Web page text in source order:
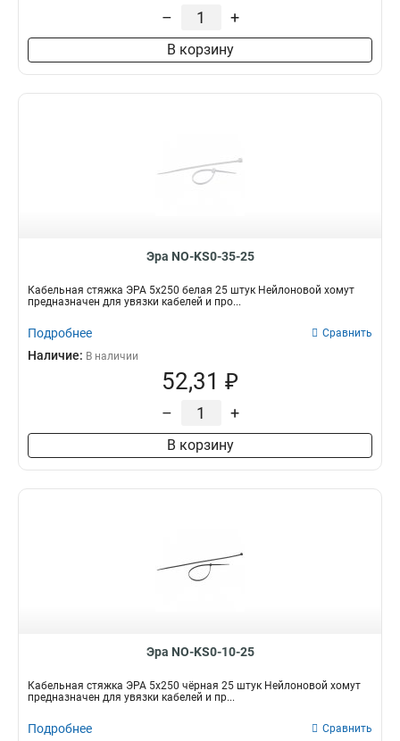
– +
В корзину
Эра NO-KS0-35-25
Кабельная стяжка ЭРА 5x250 белая 25 штук Нейлоновой хомут
предназначен для увязки кабелей и про...
Подробнее Сравнить
Наличие: В наличии
52,31 ₽
– +
В корзину
Эра NO-KS0-10-25
Кабельная стяжка ЭРА 5x250 чёрная 25 штук Нейлоновой хомут
предназначен для увязки кабелей и пр...
Подробнее Сравнить